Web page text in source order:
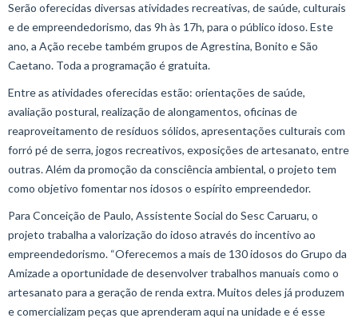
Serão oferecidas diversas atividades recreativas, de saúde, culturais
e de empreendedorismo, das 9h às 17h, para o público idoso. Este
ano, a Ação recebe também grupos de Agrestina, Bonito e São
Caetano. Toda a programação é gratuita.
Entre as atividades oferecidas estão: orientações de saúde,
avaliação postural, realização de alongamentos, oficinas de
reaproveitamento de resíduos sólidos, apresentações culturais com
forró pé de serra, jogos recreativos, exposições de artesanato, entre
outras. Além da promoção da consciência ambiental, o projeto tem
como objetivo fomentar nos idosos o espírito empreendedor.
Para Conceição de Paulo, Assistente Social do Sesc Caruaru, o
projeto trabalha a valorização do idoso através do incentivo ao
empreendedorismo. “Oferecemos a mais de 130 idosos do Grupo da
Amizade a oportunidade de desenvolver trabalhos manuais como o
artesanato para a geração de renda extra. Muitos deles já produzem
e comercializam peças que aprenderam aqui na unidade e é esse